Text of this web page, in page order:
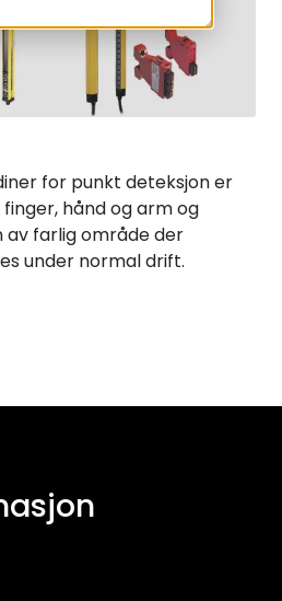
for punkt deteksjon er
hånd og arm og
farlig område der
under normal drift.